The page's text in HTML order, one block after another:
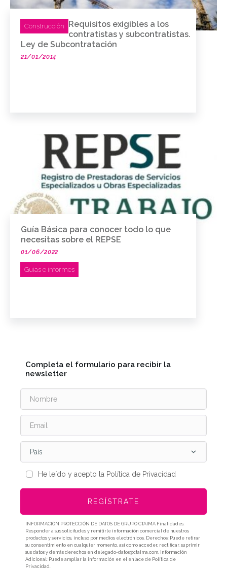
Construcción
Requisitos exigibles a los
contratistas y subcontratistas.
Ley de Subcontratación
21/01/2014
Guía Básica para conocer todo lo que
necesitas sobre el REPSE
01/06/2022
Guías e informes
Completa el formulario para recibir la
newsletter
País
He leído y acepto la Política de Privacidad
REGÍSTRATE
INFORMACIÓN PROTECCIÓN DE DATOS DE GRUPO CTAIMA Finalidades:
Responder a sus solicitudes y remitirle información comercial de nuestros
productos y servicios, incluso por medios electrónicos. Derechos: Puede retirar
su consentimiento en cualquier momento, así como acceder, rectificar, suprimir
sus datos y demás derechos en delegado-datos@ctaima.com. Información
Adicional: Puede ampliar la información en el enlace de Política de
Privacidad.